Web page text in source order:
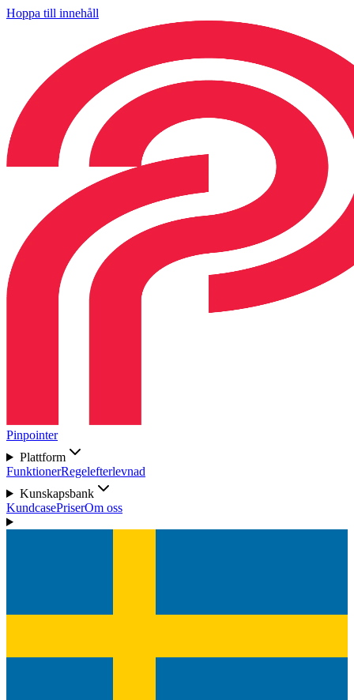
Hoppa till innehåll
Pinpointer
Plattform
FunktionerRegelefterlevnad
Kunskapsbank
KundcasePriserOm oss